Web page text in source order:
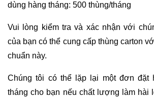
dùng hàng tháng: 500 thùng/tháng
Vui lòng kiểm tra và xác nhận với
của bạn có thể cung cấp thùng carton
chuẩn này.
Chúng tôi có thể lặp lại một đơn đặt
tháng cho bạn nếu chất lượng làm hài